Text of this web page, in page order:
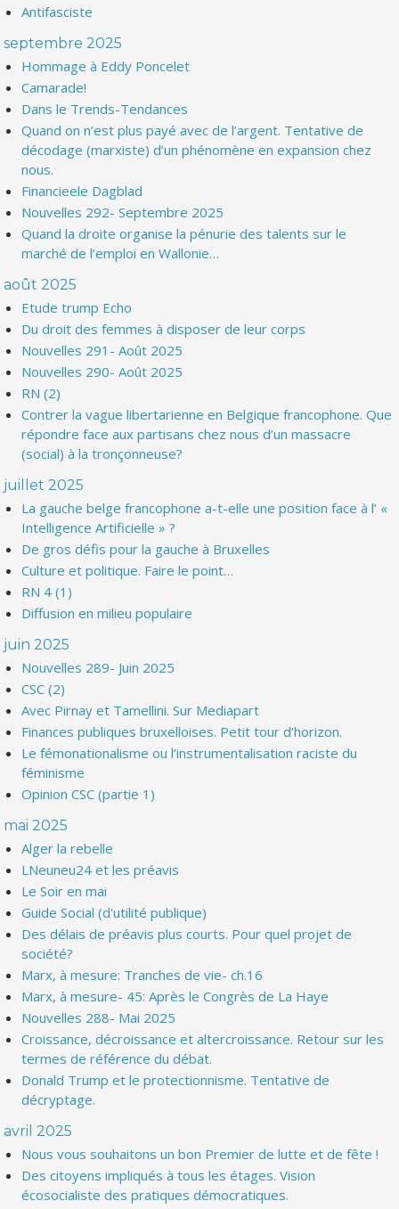
Antifasciste
septembre 2025
Hommage à Eddy Poncelet
Camarade!
Dans le Trends-Tendances
Quand on n’est plus payé avec de l’argent. Tentative de
décodage (marxiste) d’un phénomène en expansion chez
nous.
Financieele Dagblad
Nouvelles 292- Septembre 2025
Quand la droite organise la pénurie des talents sur le
marché de l’emploi en Wallonie…
août 2025
Etude trump Echo
Du droit des femmes à disposer de leur corps
Nouvelles 291- Août 2025
Nouvelles 290- Août 2025
RN (2)
Contrer la vague libertarienne en Belgique francophone. Que
répondre face aux partisans chez nous d’un massacre
(social) à la tronçonneuse?
juillet 2025
La gauche belge francophone a-t-elle une position face à l’ «
Intelligence Artificielle » ?
De gros défis pour la gauche à Bruxelles
Culture et politique. Faire le point…
RN 4 (1)
Diffusion en milieu populaire
juin 2025
Nouvelles 289- Juin 2025
CSC (2)
Avec Pirnay et Tamellini. Sur Mediapart
Finances publiques bruxelloises. Petit tour d’horizon.
Le fémonationalisme ou l’instrumentalisation raciste du
féminisme
Opinion CSC (partie 1)
mai 2025
Alger la rebelle
LNeuneu24 et les préavis
Le Soir en mai
Guide Social (d'utilité publique)
Des délais de préavis plus courts. Pour quel projet de
société?
Marx, à mesure: Tranches de vie- ch.16
Marx, à mesure- 45: Après le Congrès de La Haye
Nouvelles 288- Mai 2025
Croissance, décroissance et altercroissance. Retour sur les
termes de référence du débat.
Donald Trump et le protectionnisme. Tentative de
décryptage.
avril 2025
Nous vous souhaitons un bon Premier de lutte et de fête !
Des citoyens impliqués à tous les étages. Vision
écosocialiste des pratiques démocratiques.